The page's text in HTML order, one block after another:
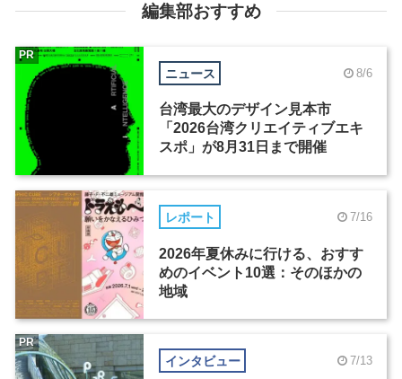
編集部おすすめ
ニュース 8/6
台湾最大のデザイン見本市
「2026台湾クリエイティブエキ
スポ」が8月31日まで開催
PR
レポート 7/16
2026年夏休みに行ける、おすす
めのイベント10選：そのほかの
地域
インタビュー 7/13
PR